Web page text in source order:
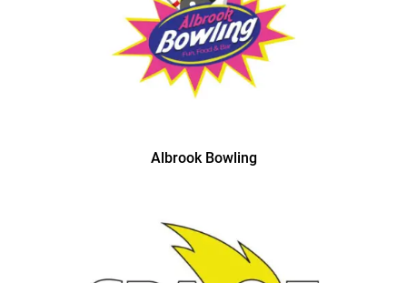
Albrook Bowling